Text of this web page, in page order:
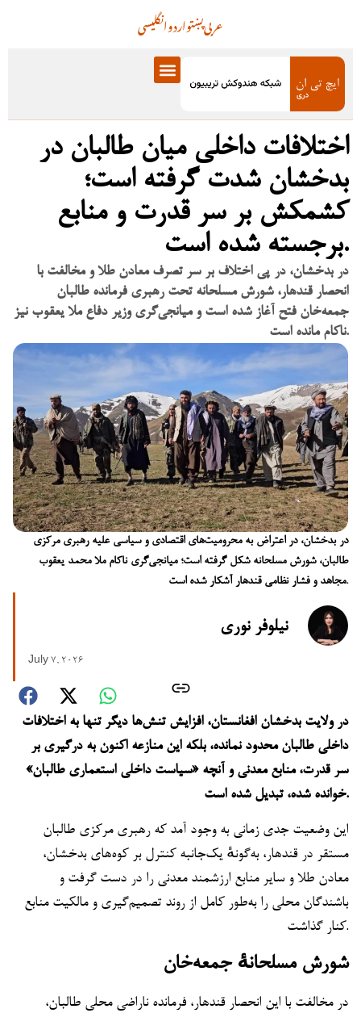
انگلیسیاردوپښتوعربی
اختلافات داخلی میان طالبان در
بدخشان شدت گرفته است؛
کشمکش بر سر قدرت و منابع
برجسته شده است.
در بدخشان، در پی اختلاف بر سر تصرف معادن طلا و مخالفت با
انحصار قندهار، شورش مسلحانه تحت رهبری فرمانده طالبان
جمعه‌خان فتح آغاز شده است و میانجی‌گری وزیر دفاع ملا یعقوب نیز
ناکام مانده است.
در بدخشان، در اعتراض به محرومیت‌های اقتصادی و سیاسی علیه رهبری مرکزی
طالبان، شورش مسلحانه شکل گرفته است؛ میانجی‌گری ناکام ملا محمد یعقوب
مجاهد و فشار نظامی قندهار آشکار شده است.
نیلوفر نوری
July 7, 2026
در ولایت بدخشان افغانستان، افزایش تنش‌ها دیگر تنها به اختلافات
داخلی طالبان محدود نمانده، بلکه این منازعه اکنون به درگیری بر
سر قدرت، منابع معدنی و آنچه «سیاست داخلی استعماری طالبان»
خوانده شده، تبدیل شده است.
این وضعیت جدی زمانی به وجود آمد که رهبری مرکزی طالبان
مستقر در قندهار، به‌گونهٔ یک‌جانبه کنترل بر کوه‌های بدخشان،
معادن طلا و سایر منابع ارزشمند معدنی را در دست گرفت و
باشندگان محلی را به‌طور کامل از روند تصمیم‌گیری و مالکیت منابع
کنار گذاشت.
شورش مسلحانهٔ جمعه‌خان
در مخالفت با این انحصار قندهار، فرمانده ناراضی محلی طالبان،